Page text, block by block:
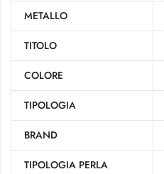
METALLO
TITOLO
COLORE
TIPOLOGIA
BRAND
TIPOLOGIA PERLA